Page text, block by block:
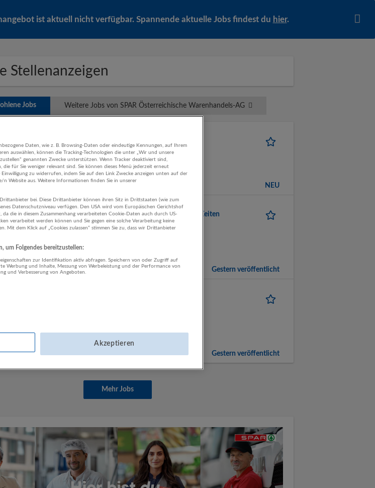
ist aktuell nicht verfügbar. Spannende aktuelle Jobs findest du hier.
Stellenanzeigen
Jobs Weitere Jobs von SPAR Österreichische Warenhandels-AG
07.08.2026,IKEA Einrichtungshaus Salzburg
Salzburg
Vertrieb, Verkauf, Kundenbetreuung
NEU
Flexibler Nebenjob mit attraktivem Verdienst und flexiblen Zeiten
ab sofort.
Salzburg
Vertrieb, Verkauf, Kundenbetreuung
Gestern veröffentlicht
Salzburg
Vertrieb, Verkauf, Kundenbetreuung
Gestern veröffentlicht
Mehr Jobs
Daten, wie z. B. Browsing-Daten oder eindeutige Kennungen, auf Ihrem
auswählen, können die Tracking-Technologien die unter „Wir und unsere
genannten Zwecke unterstützen. Wenn Tracker deaktiviert sind,
die für Sie weniger relevant sind. Sie können dieses Menü jederzeit erneut
zu widerrufen, indem Sie auf den Link Zwecke anzeigen unten auf der
n Website aus. Weitere Informationen finden Sie in unserer
bei. Diese Drittanbieter können ihren Sitz in Drittstaaten (wie zum
Datenschutzniveau verfügen. Den USA wird vom Europäischen Gerichtshof
da die in diesem Zusammenhang verarbeiteten Cookie-Daten auch durch US-
verarbeitet werden können und Sie gegen eine solche Verarbeitung keine
Mit dem Klick auf „Cookies zulassen“ stimmen Sie zu, dass wir Drittanbieter
um Folgendes bereitzustellen:
zur Identifikation aktiv abfragen. Speichern von oder Zugriff auf
Werbung und Inhalte, Messung von Werbeleistung und der Performance von
und Verbesserung von Angeboten.
Akzeptieren